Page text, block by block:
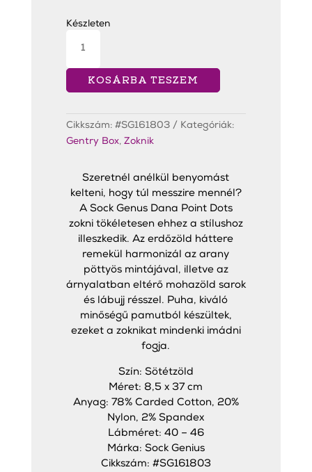
Készleten
Point
Zokni
mennyiség
KOSÁRBA TESZEM
Cikkszám: #SG161803
Kategóriák:
Gentry Box, Zoknik
Szeretnél anélkül benyomást
kelteni, hogy túl messzire mennél?
A Sock Genus Dana Point Dots
zokni tökéletesen ehhez a stílushoz
illeszkedik. Az erdőzöld háttere
remekül harmonizál az arany
pöttyös mintájával, illetve az
árnyalatban eltérő mohazöld sarok
és lábujj résszel. Puha, kiváló
minőségű pamutból készültek,
ezeket a zoknikat mindenki imádni
fogja.
Szín: Sötétzöld
Méret: 8,5 x 37 cm
Anyag: 78% Carded Cotton, 20%
Nylon, 2% Spandex
Lábméret: 40 – 46
Márka: Sock Genius
Cikkszám: #SG161803